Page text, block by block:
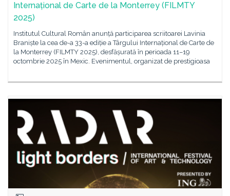
Internațional de Carte de la Monterrey (FILMTY
2025)
Institutul Cultural Român anunță participarea scriitoarei Lavinia
Braniște la cea de-a 33-a ediție a Târgului Internațional de Carte de
la Monterrey (FILMTY 2025), desfășurată în perioada 11–19
octombrie 2025 în Mexic. Evenimentul, organizat de prestigioasa